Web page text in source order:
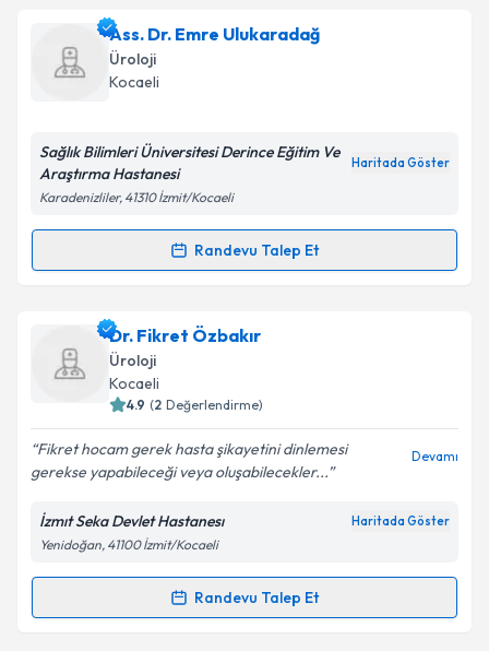
Ass. Dr. Bahri Serkan Aynuriçin randevu takvimi
talebi oluşturun. Size bu uzmandan randevu almanız
için bir takvim hazırlandığında e-posta ile
E-posta Adresiniz
Kişisel verilerimin işlenmesine ilişkin
Metni'ni okudum ve kişisel verilerimin belirtilen
Ass. Dr. Emre Ulukaradağ
Üroloji
Kocaeli
Sağlık Bilimleri Üniversitesi Derince Eğitim Ve
Araştırma Hastanesi
Haritada Göster
Karadenizliler, 41310 İzmit/Kocaeli
Randevu Talep Et
Randevu Takvimi Talebi
Ass. Dr. Emre Ulukaradağ
talebi oluşturun. Size bu uzmandan randevu almanız
için bir takvim hazırlandığında e-posta ile
bilgilendireceğiz.
E-posta Adresiniz
Kişisel verilerimin işlenmesine ilişkin
Metni'ni okudum ve kişisel verilerimin belirtilen
kapsamda işlenmesini kabul ediyorum.
Dr. Fikret Özbakır
Üroloji
Kocaeli
4.9 (2 Değerlendirme)
Fikret hocam gerek hasta şikayetini dinlemesi
gerekse yapabileceği veya oluşabilecekler...
Devamı
İzmıt Seka Devlet Hastanesı Haritada Göster
Yenidoğan, 41100 İzmit/Kocaeli
Randevu Talep Et
Randevu Takvimi Talebi